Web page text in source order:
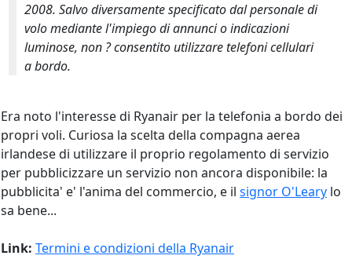
2008. Salvo diversamente specificato dal personale di
volo mediante l'impiego di annunci o indicazioni
luminose, non ? consentito utilizzare telefoni cellulari
a bordo.
Era noto l'interesse di Ryanair per la telefonia a bordo dei
propri voli. Curiosa la scelta della compagna aerea
irlandese di utilizzare il proprio regolamento di servizio
per pubblicizzare un servizio non ancora disponibile: la
pubblicita' e' l'anima del commercio, e il signor O'Leary lo
sa bene...
Link: Termini e condizioni della Ryanair